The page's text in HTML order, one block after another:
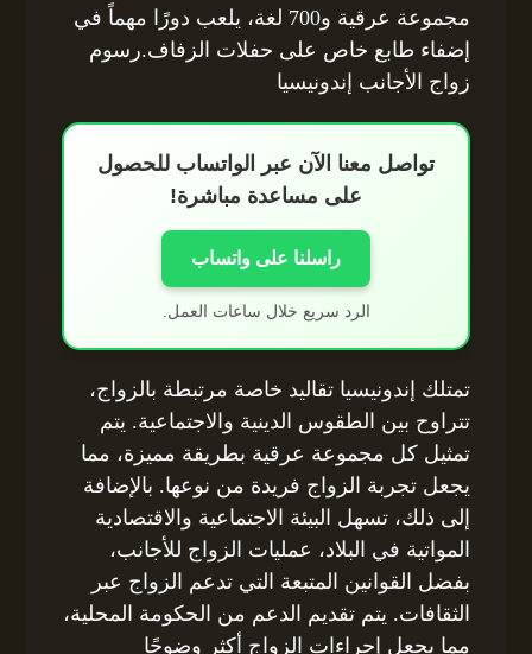
مجموعة عرقية و700 لغة، يلعب دورًا مهماً في
إضفاء طابع خاص على حفلات الزفاف.رسوم
زواج الأجانب إندونيسيا
تواصل معنا الآن عبر الواتساب للحصول
على مساعدة مباشرة!
راسلنا على واتساب
الرد سريع خلال ساعات العمل.
تمتلك إندونيسيا تقاليد خاصة مرتبطة بالزواج،
تتراوح بين الطقوس الدينية والاجتماعية. يتم
تمثيل كل مجموعة عرقية بطريقة مميزة، مما
يجعل تجربة الزواج فريدة من نوعها. بالإضافة
إلى ذلك، تسهل البيئة الاجتماعية والاقتصادية
المواتية في البلاد، عمليات الزواج للأجانب،
بفضل القوانين المتبعة التي تدعم الزواج عبر
الثقافات. يتم تقديم الدعم من الحكومة المحلية،
مما يجعل إجراءات الزواج أكثر وضوحًا